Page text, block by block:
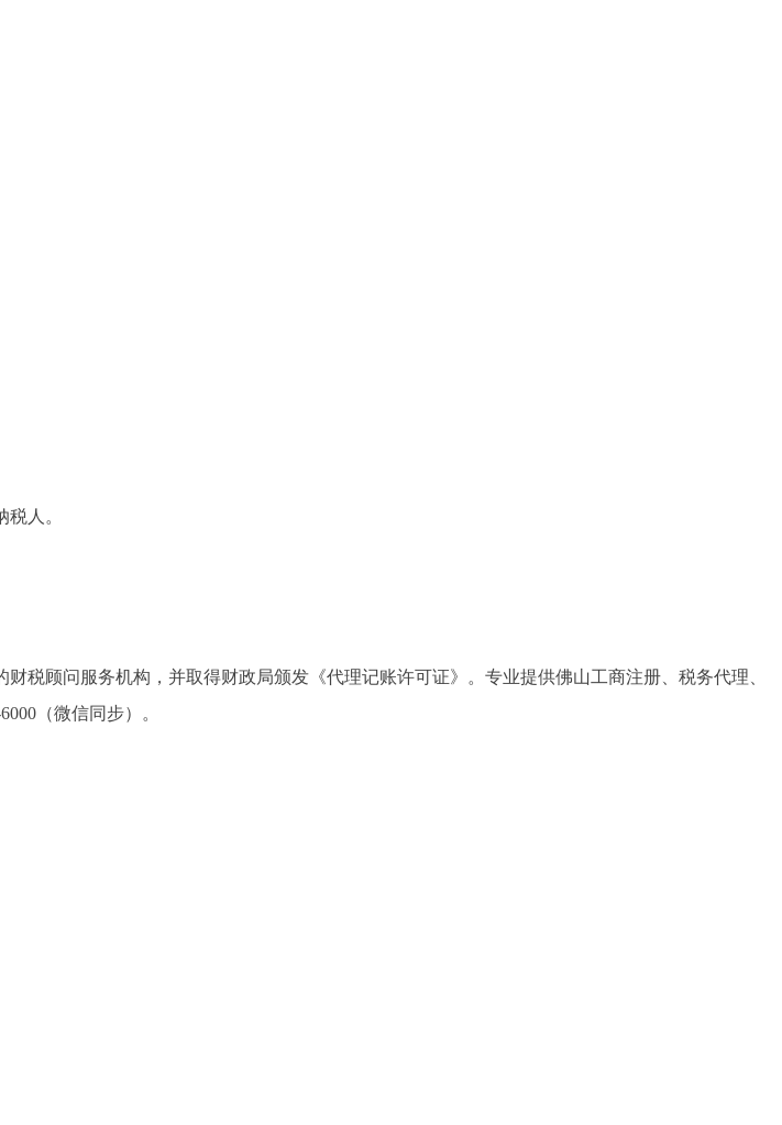
人。
税顾问服务机构，并取得财政局颁发《代理记账许可证》。专业提供佛山工商注册、税务代理、
（微信同步）。